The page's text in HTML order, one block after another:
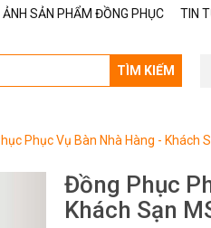
ẢNH SẢN PHẨM ĐỒNG PHỤC TIN
TÌM KIẾM
Phục Vụ Bàn Nhà Hàng - Khách
Đồng Phục
Khách Sạn